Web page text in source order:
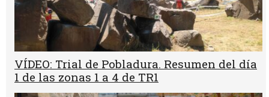
VÍDEO: Trial de Pobladura. Resumen del día
1 de las zonas 1 a 4 de TR1